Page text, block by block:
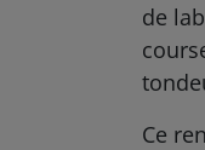
de
Ce